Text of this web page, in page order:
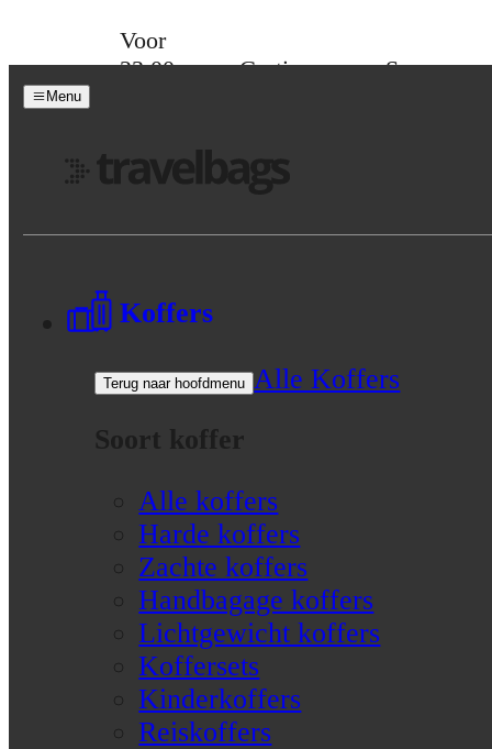
Voor
23:00
Gratis
Spaar
Menu
Koffers
Terug naar hoofdmenu
Alle Koffers
Soort koffer
Alle koffers
Harde koffers
Zachte koffers
Handbagage koffers
Lichtgewicht koffers
Koffersets
Kinderkoffers
Reiskoffers